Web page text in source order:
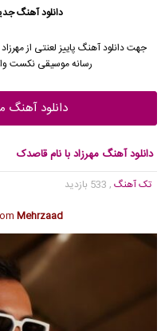
دانلود آهنگ
رسانه موسیقی نکست
دانلود آهنگ
دانلود آهنگ مهرزاد با نام قاصدک
تک آهنگ , 533 بازدید
Mehrzaad